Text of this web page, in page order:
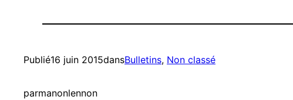
Publié16 juin 2015dansBulletins, Non classé
parmanonlennon